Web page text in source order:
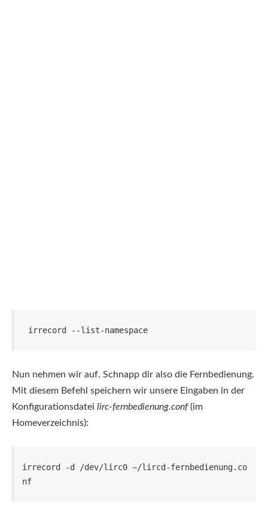
irrecord --list-namespace
Nun nehmen wir auf. Schnapp dir also die Fernbedienung.
Mit diesem Befehl speichern wir unsere Eingaben in der
Konfigurationsdatei lirc-fernbedienung.conf(im
Homeverzeichnis):
irrecord -d /dev/lirc0 ~/lircd-fernbedienung.co
nf